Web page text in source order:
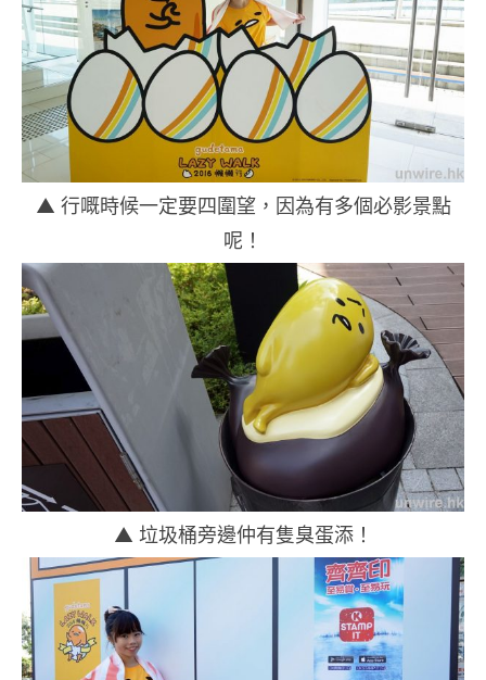
▲ 行嘅時候一定要四圍望，因為有多個必影景點
呢！
▲ 垃圾桶旁邊仲有隻臭蛋添！